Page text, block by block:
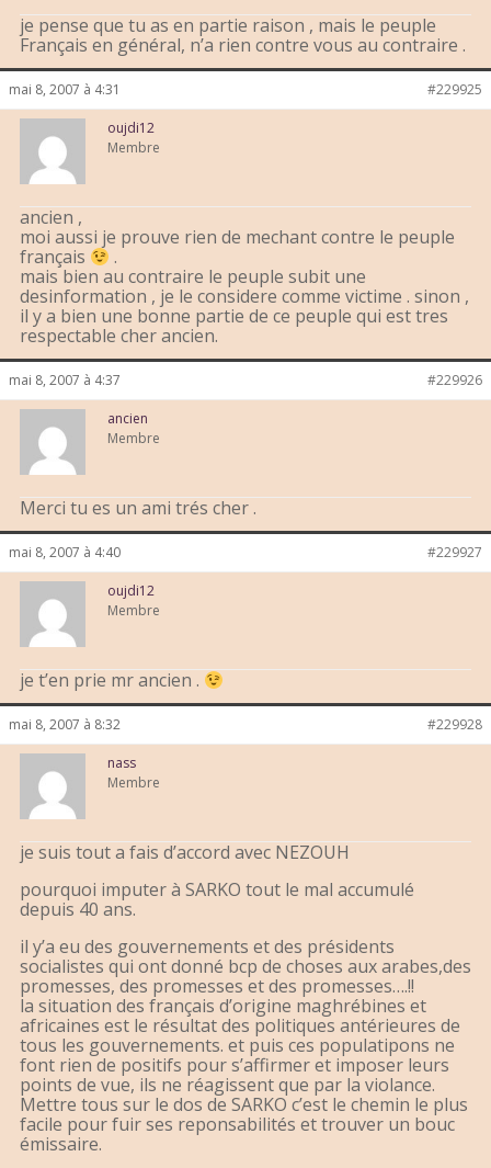
je pense que tu as en partie raison , mais le peuple
Français en général, n’a rien contre vous au contraire .
mai 8, 2007 à 4:31 #229925
oujdi12
Membre
ancien ,
moi aussi je prouve rien de mechant contre le peuple
français
.
mais bien au contraire le peuple subit une
desinformation , je le considere comme victime . sinon ,
il y a bien une bonne partie de ce peuple qui est tres
respectable cher ancien.
mai 8, 2007 à 4:37 #229926
ancien
Membre
Merci tu es un ami trés cher .
mai 8, 2007 à 4:40 #229927
oujdi12
Membre
je t’en prie mr ancien .
mai 8, 2007 à 8:32 #229928
nass
Membre
je suis tout a fais d’accord avec NEZOUH
pourquoi imputer à SARKO tout le mal accumulé
depuis 40 ans.
il y’a eu des gouvernements et des présidents
socialistes qui ont donné bcp de choses aux arabes,des
promesses, des promesses et des promesses….!!
la situation des français d’origine maghrébines et
africaines est le résultat des politiques antérieures de
tous les gouvernements. et puis ces populatipons ne
font rien de positifs pour s’affirmer et imposer leurs
points de vue, ils ne réagissent que par la violance.
Mettre tous sur le dos de SARKO c’est le chemin le plus
facile pour fuir ses reponsabilités et trouver un bouc
émissaire.